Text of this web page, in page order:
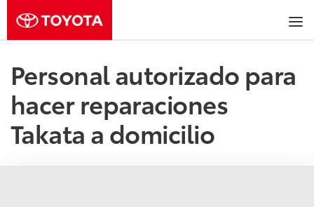
Personal autorizado para
hacer reparaciones
Takata a domicilio